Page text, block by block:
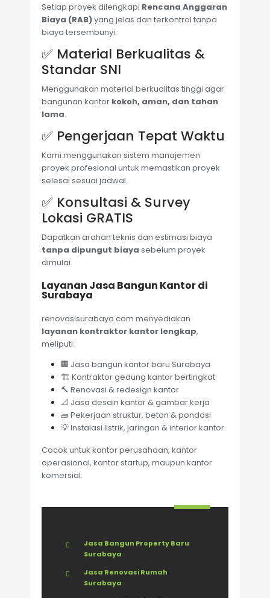
Setiap proyek dilengkapi Rencana Anggaran
Biaya (RAB)yang jelas dan terkontrol tanpa
biaya tersembunyi.
✅ Material Berkualitas &
Standar SNI
Menggunakan material berkualitas tinggi agar
bangunan kantor kokoh, aman, dan tahan
lama.
✅ Pengerjaan Tepat Waktu
Kami menggunakan sistem manajemen
proyek profesional untuk memastikan proyek
selesai sesuai jadwal.
✅ Konsultasi & Survey
Lokasi GRATIS
Dapatkan arahan teknis dan estimasi biaya
tanpa dipungut biaya sebelum proyek
dimulai.
Layanan Jasa Bangun Kantor di
Surabaya
renovasisurabaya.com menyediakan
layanan kontraktor kantor lengkap,
meliputi:
🏢 Jasa bangun kantor baru Surabaya
🏗️ Kontraktor gedung kantor bertingkat
🔨 Renovasi & redesign kantor
📐 Jasa desain kantor & gambar kerja
🧱 Pekerjaan struktur, beton & pondasi
💡 Instalasi listrik, jaringan & interior kantor
Cocok untuk kantor perusahaan, kantor
operasional, kantor startup, maupun kantor
komersial.
Jasa Bangun Property Baru
Surabaya
Jasa Renovasi Rumah
Surabaya